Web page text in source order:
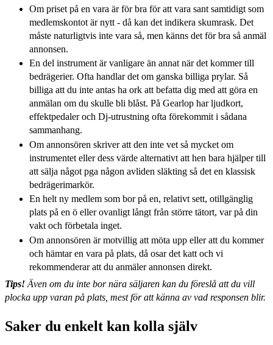
Om priset på en vara är för bra för att vara sant samtidigt som
medlemskontot är nytt - då kan det indikera skumrask. Det
måste naturligtvis inte vara så, men känns det för bra så anmäl
annonsen.
En del instrument är vanligare än annat när det kommer till
bedrägerier. Ofta handlar det om ganska billiga prylar. Så
billiga att du inte antas ha ork att befatta dig med att göra en
anmälan om du skulle bli blåst. På Gearlop har ljudkort,
effektpedaler och Dj-utrustning ofta förekommit i sådana
sammanhang.
Om annonsören skriver att den inte vet så mycket om
instrumentet eller dess värde alternativt att hen bara hjälper till
att sälja något pga någon avliden släkting så det en klassisk
bedrägerimarkör.
En helt ny medlem som bor på en, relativt sett, otillgänglig
plats på en ö eller ovanligt långt från större tätort, var på din
vakt och förbetala inget.
Om annonsören är motvillig att möta upp eller att du kommer
och hämtar en vara på plats, då osar det katt och vi
rekommenderar att du anmäler annonsen direkt.
Tips! Även om du inte bor nära säljaren kan du föreslå att du vill
plocka upp varan på plats, mest för att känna av vad responsen blir.
Saker du enkelt kan kolla själv